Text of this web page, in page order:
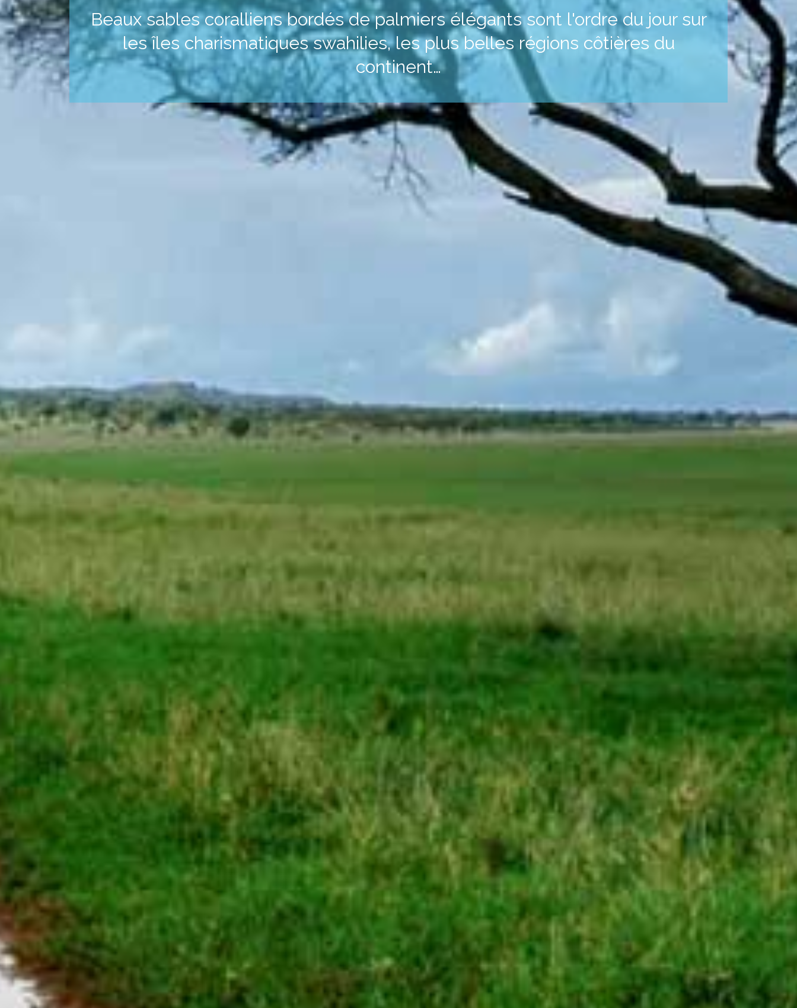
Beaux sables coralliens bordés de palmiers élégants sont l'ordre du jour sur
les îles charismatiques swahilies, les plus belles régions côtières du
continent…